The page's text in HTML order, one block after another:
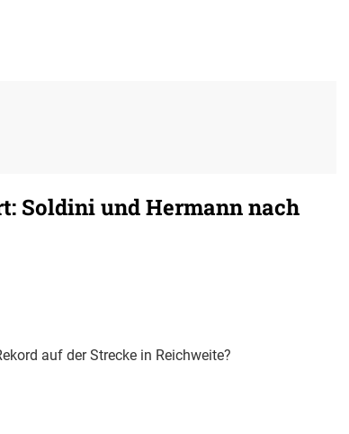
Soldini und Hermann nach
auf der Strecke in Reichweite?